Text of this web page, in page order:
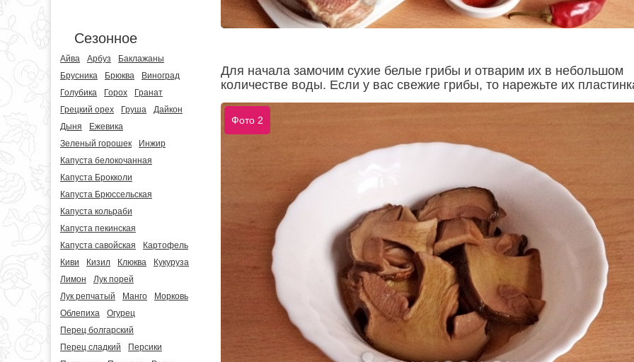
Сезонное
Айва Арбуз
Баклажаны
Брусника
Брюква
Виноград
Голубика
Горох
Гранат
Грецкий орех
Груша
Дайкон
Дыня
Ежевика
Зеленый горошек
Инжир
Капуста белокочанная
Капуста Брокколи
Капуста Брюссельская
Капуста кольраби
Капуста пекинская
Капуста савойская
Картофель
Киви
Кизил Клюква
Кукуруза
Лимон
Лук порей
Лук репчатый
Манго
Морковь
Облепиха
Огурец
Перец болгарский
Перец сладкий
Персики
Для начала замочим сухие белые грибы и отварим их в небольшом
количестве воды. Если у вас свежие грибы, то нарежьте их
Фото 2